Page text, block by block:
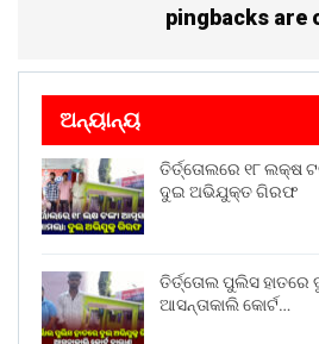
pingbacks are
ଅନ୍ୟାନ୍ୟ
ତିର୍ତ୍ତୋଲରେ ୧୮ ଲକ୍ଷ
ଦୁଇ ଅଭିଯୁକ୍ତ ଗିରଫ
ତିର୍ତ୍ତୋଲ ପୁଲିସ
ଆସନ୍ତାକାଲି କୋର୍ଟ…